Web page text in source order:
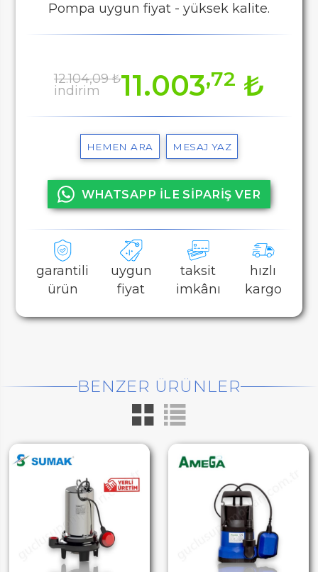
Pompa uygun fiyat - yüksek kalite.
12.104,09 ₺
indirim
11.003,72 ₺
HEMEN ARA MESAJ YAZ
WHATSAPP İLE SİPARİŞ VER
garantili
ürün
uygun
fiyat
taksit
imkânı
hızlı
kargo
BENZER ÜRÜNLER